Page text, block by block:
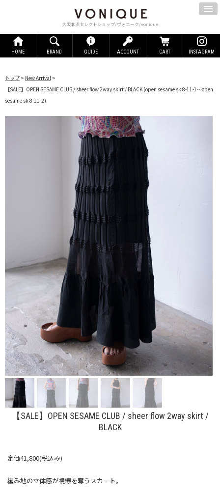
大阪北浜セレクトショップ/ヴォニーク/vonique
HOME BRAND GUIDE ACCOUNT CART INSTAGRAM
トップ > New Arrival >
【SALE】OPEN SESAME CLUB / sheer flow 2way skirt / BLACK(open sesame sk 8-11-1～open
sesame sk 8-11-2)
【SALE】OPEN SESAME CLUB / sheer flow 2way skirt /
BLACK
定価41,800(税込み)
編み地の立体感が視線を奪うスカート。